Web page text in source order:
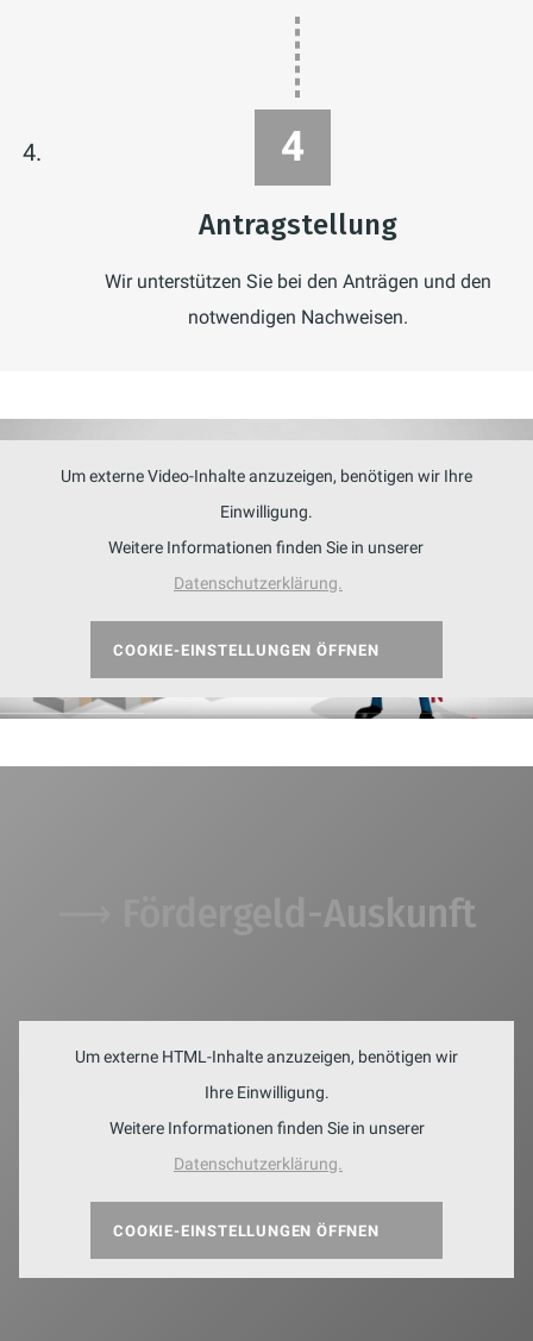
Antragstellung
Wir unterstützen Sie bei den Anträgen und den
notwendigen Nachweisen.
Um externe Video-Inhalte anzuzeigen, benötigen wir Ihre
Einwilligung.
Weitere Informationen finden Sie in unserer
Datenschutzerklärung.
COOKIE-EINSTELLUNGEN ÖFFNEN
⟶ Fördergeld-Auskunft
Um externe HTML-Inhalte anzuzeigen, benötigen wir
Ihre Einwilligung.
Weitere Informationen finden Sie in unserer
Datenschutzerklärung.
COOKIE-EINSTELLUNGEN ÖFFNEN